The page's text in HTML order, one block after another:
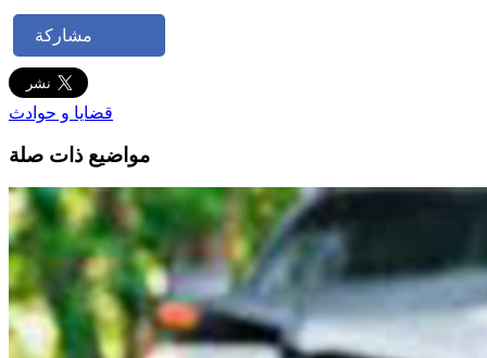
مشاركة
قضايا و حوادث
مواضيع ذات صلة